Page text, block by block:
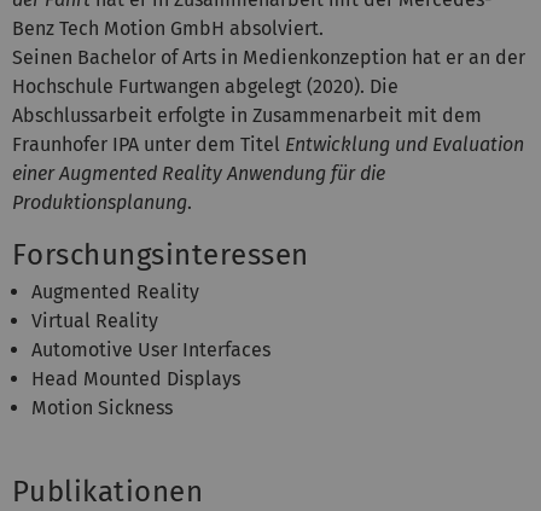
Benz Tech Motion GmbH absolviert.
Seinen Bachelor of Arts in Medienkonzeption hat er an der
Hochschule Furtwangen abgelegt (2020). Die
Abschlussarbeit erfolgte in Zusammenarbeit mit dem
Fraunhofer IPA unter dem Titel Entwicklung und Evaluation
einer Augmented Reality Anwendung für die
Produktionsplanung.
Forschungsinteressen
Augmented Reality
Virtual Reality
Automotive User Interfaces
Head Mounted Displays
Motion Sickness
Publikationen